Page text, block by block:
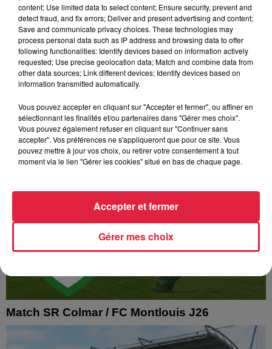
Match SR Colmar / SA Epinal J28
Match SR Colmar / FC Montlouis J26
content; Use limited data to select content; Ensure security, prevent and
detect fraud, and fix errors; Deliver and present advertising and content;
Save and communicate privacy choices. These technologies may
process personal data such as IP address and browsing data to offer
following functionalities: Identify devices based on information actively
requested; Use precise geolocation data; Match and combine data from
other data sources; Link different devices; Identify devices based on
information transmitted automatically.
Vous pouvez accepter en cliquant sur "Accepter et fermer", ou affiner en
sélectionnant les finalités et/ou partenaires dans "Gérer mes choix".
Vous pouvez également refuser en cliquant sur "Continuer sans
accepter". Vos préférences ne s'appliqueront que pour ce site. Vous
pouvez mettre à jour vos choix, ou retirer votre consentement à tout
moment via le lien "Gérer les cookies" situé en bas de chaque page.
Gérer mes choix
Accepter et fermer